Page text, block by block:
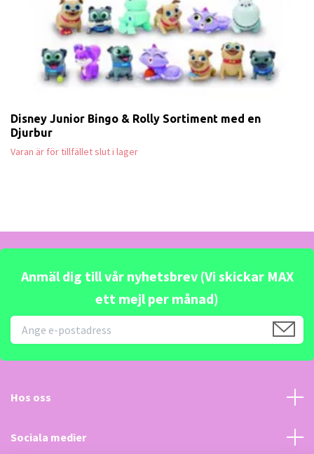
Disney Junior Bingo & Rolly Sortiment med en
Djurbur
Varan är för tillfället slut i lager
Anmäl dig till vår nyhetsbrev (Vi skickar MAX
ett mejl per månad)
Hos oss
Sociala medier